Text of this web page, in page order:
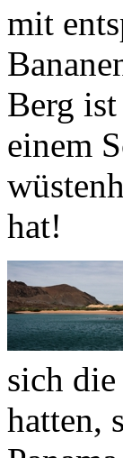
Berg
einem
hat!
sich
hatten,
Weg